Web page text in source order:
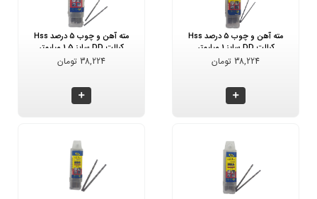
مته آهن و چوب 5 درصد Hss
کبالت DD سایز 1 میلیمتر
38,224 تومان
مته آهن و چوب 5 درصد Hss
کبالت DD سایز 1.5 میلیمتر
38,224 تومان